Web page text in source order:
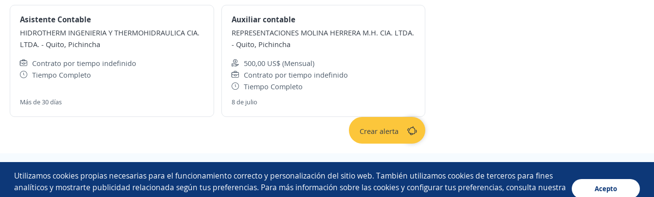
Utilizamos cookies propias necesarias para el funcionamiento correcto y personalización del sitio web. También utilizamos cookies de terceros para fines
analíticos y mostrarte publicidad relacionada según tus preferencias. Para más información sobre las cookies y configurar tus preferencias, consulta nuestra
Acepto
Asistente Contable
HIDROTHERM INGENIERIA Y THERMOHIDRAULICA CIA.
LTDA. - Quito, Pichincha
Contrato por tiempo indefinido
Tiempo Completo
Más de 30 días
Auxiliar contable
REPRESENTACIONES MOLINA HERRERA M.H. CIA. LTDA.
- Quito, Pichincha
500,00 US$ (Mensual)
Contrato por tiempo indefinido
Tiempo Completo
8 de julio
Crear alerta
Aviso legal/privacidad